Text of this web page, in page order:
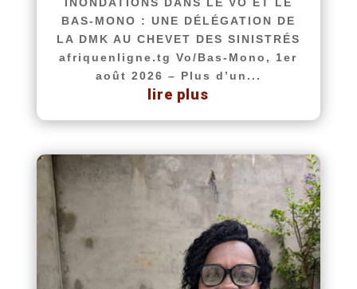
INONDATIONS DANS LE VO ET LE
BAS-MONO : UNE DÉLÉGATION DE
LA DMK AU CHEVET DES SINISTRÉS
afriquenligne.tg Vo/Bas-Mono, 1er
août 2026 – Plus d’un...
lire plus